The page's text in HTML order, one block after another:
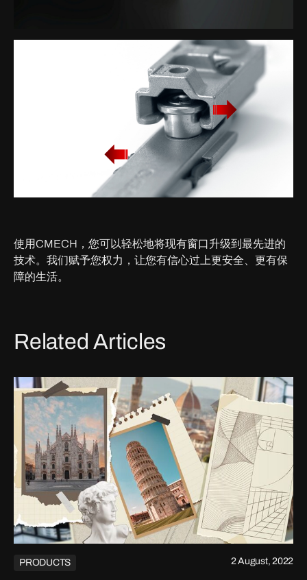
使用CMECH，您可以轻松地将现有窗口升级到最先进的
技术。我们赋予您权力，让您有信心过上更安全、更有保
障的生活。
Related Articles
PRODUCTS 2 August, 2022